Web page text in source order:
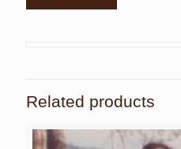
Related products